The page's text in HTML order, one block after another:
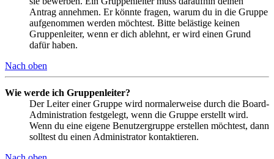
Antrag annehmen. Er könnte fragen, warum du in die Gruppe
aufgenommen werden möchtest. Bitte belästige keinen
Gruppenleiter, wenn er dich ablehnt, er wird einen Grund
dafür haben.
Nach oben
Wie werde ich Gruppenleiter?
Der Leiter einer Gruppe wird normalerweise durch die Board-
Administration festgelegt, wenn die Gruppe erstellt wird.
Wenn du eine eigene Benutzergruppe erstellen möchtest, dann
solltest du einen Administrator kontaktieren.